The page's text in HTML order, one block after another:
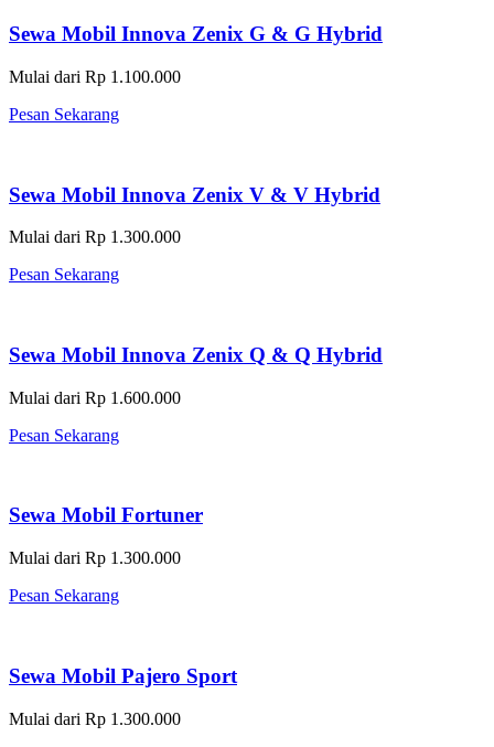
Sewa Mobil Innova Zenix G & G Hybrid
Mulai dari Rp 1.100.000
Pesan Sekarang
Sewa Mobil Innova Zenix V & V Hybrid
Mulai dari Rp 1.300.000
Pesan Sekarang
Sewa Mobil Innova Zenix Q & Q Hybrid
Mulai dari Rp 1.600.000
Pesan Sekarang
Sewa Mobil Fortuner
Mulai dari Rp 1.300.000
Pesan Sekarang
Sewa Mobil Pajero Sport
Mulai dari Rp 1.300.000